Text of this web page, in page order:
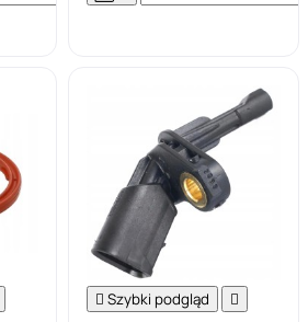

 Szybki podgląd 